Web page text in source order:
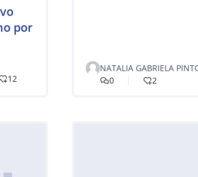
por
12
NATALIA GABRIELA
0
2